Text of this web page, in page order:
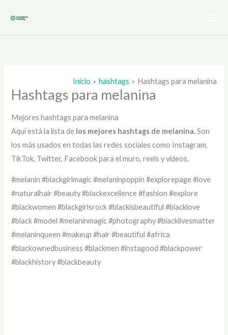
Inicio hashtags Hashtags para melanina
Hashtags para melanina
Mejores hashtags para melanina
Aquí está la lista de los mejores hashtags de melanina.Son
los más usados en todas las redes sociales como Instagram,
TikTok, Twitter, Facebook para el muro, reels y videos.
#melanin #blackgirlmagic #melaninpoppin #explorepage #love
#naturalhair #beauty #blackexcellence #fashion #explore
#blackwomen #blackgirlsrock #blackisbeautiful #blacklove
#black #model #melaninmagic #photography #blacklivesmatter
#melaninqueen #makeup #hair #beautiful #africa
#blackownedbusiness #blackmen #instagood #blackpower
#blackhistory #blackbeauty